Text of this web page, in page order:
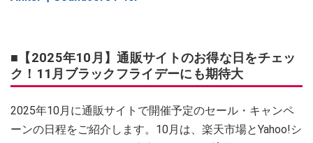
■【2025年10月】通販サイトのお得な日をチェッ
ク！11月ブラックフライデーにも期待大
2025年10月に通販サイトで開催予定のセール・キャンペ
ーンの日程をご紹介します。10月は、楽天市場とYahoo!シ